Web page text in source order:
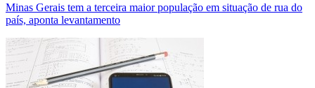
Minas Gerais tem a terceira maior população em situação de rua do
país, aponta levantamento